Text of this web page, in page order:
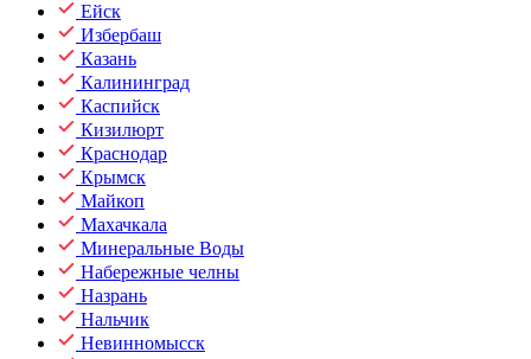
Ейск
Избербаш
Казань
Калининград
Каспийск
Кизилюрт
Краснодар
Крымск
Майкоп
Махачкала
Минеральные Воды
Набережные челны
Назрань
Нальчик
Невинномысск